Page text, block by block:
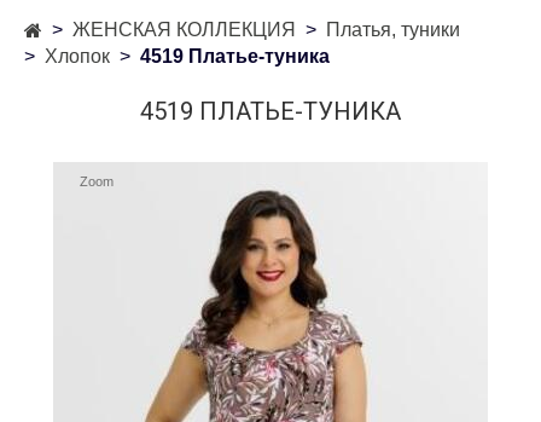
ЖЕНСКАЯ КОЛЛЕКЦИЯ
Платья, туники
Хлопок
4519 Платье-туника
4519 ПЛАТЬЕ-ТУНИКА
Zoom